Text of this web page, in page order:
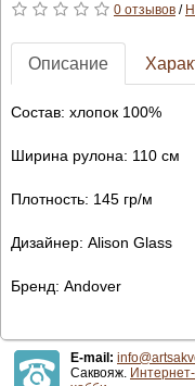
0 отзывов/
Описание
Состав: хлопок 100%
Ширина рулона: 110 см
Плотность: 145 гр/м
Дизайнер: Alison Glass
Бренд: Andover
E-mail:
Саквояж.